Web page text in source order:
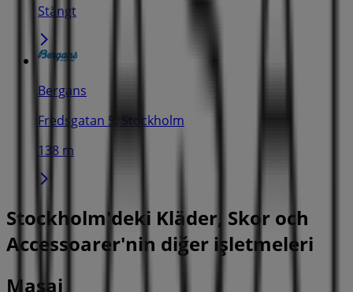
Stängt
Bergans
Fredsgatan 5, Stockholm
138 m
Stockholm'deki Kläder, Skor och
Accessoarer'nin diğer işletmeleri
Masai